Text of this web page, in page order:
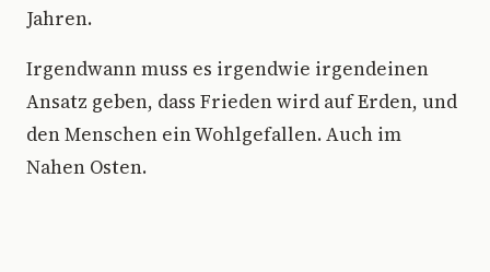
Jahren.
Irgendwann muss es irgendwie irgendeinen
Ansatz geben, dass Frieden wird auf Erden, und
den Menschen ein Wohlgefallen. Auch im
Nahen Osten.